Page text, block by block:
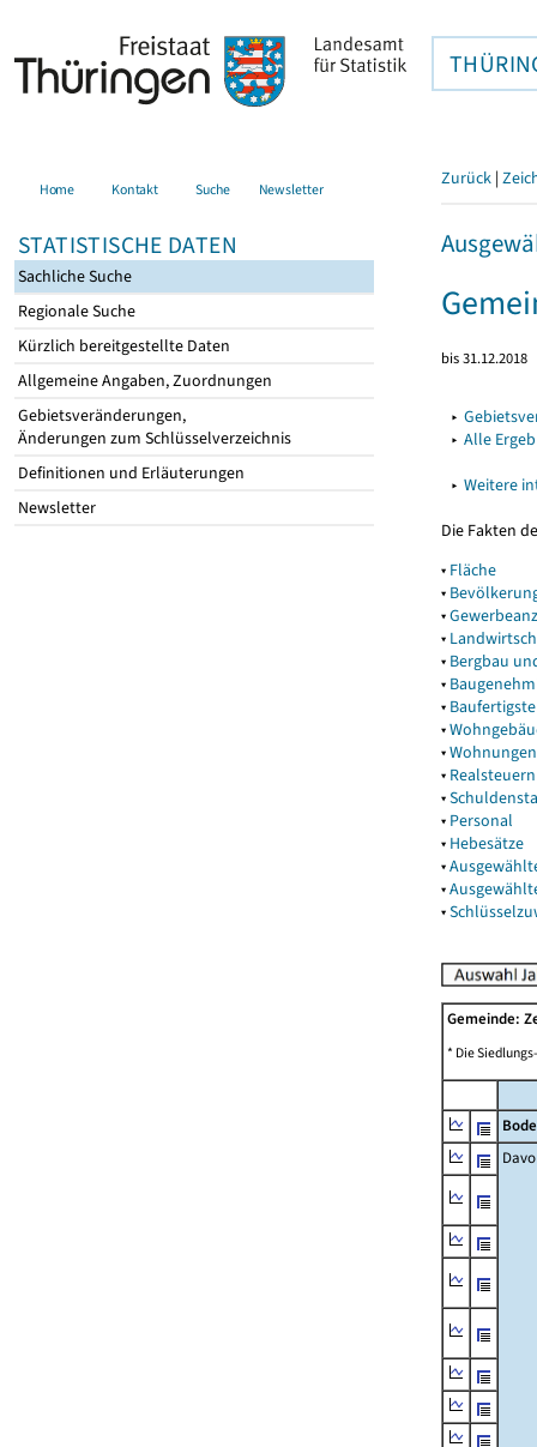
Home Kontakt Suche Newsletter
STATISTISCHE DATEN
Sachliche Suche
Regionale Suche
Kürzlich bereitgestellte Daten
Allgemeine Angaben, Zuordnungen
Gebietsveränderungen,
Änderungen zum Schlüsselverzeichnis
Definitionen und Erläuterungen
Newsletter
Zurück |
bis 31.12.2018
▸
▸ Alle
▸ Weitere
Die Fakten
▾ Fläche
▾
▾
▾
▾ Bergbau
▾
▾
▾
▾Wohnungen
▾ Realsteuern
▾
▾ Personal
▾ Hebesätze
▾
▾
▾
Gemeinde:
* Die